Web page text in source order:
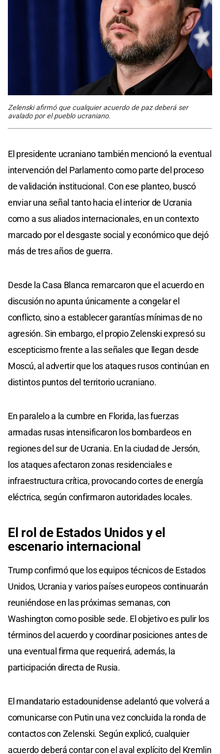
Zelenski afirmó que cualquier acuerdo de paz deberá ser
avalado por el pueblo ucraniano.
El presidente ucraniano también mencionó la eventual
intervención del Parlamento como parte del proceso
de validación institucional. Con ese planteo, buscó
enviar una señal tanto hacia el interior de Ucrania
como a sus aliados internacionales, en un contexto
marcado por el desgaste social y económico que dejó
más de tres años de guerra.
Desde la Casa Blanca remarcaron que el acuerdo en
discusión no apunta únicamente a congelar el
conflicto, sino a establecer garantías mínimas de no
agresión. Sin embargo, el propio Zelenski expresó su
escepticismo frente a las señales que llegan desde
Moscú, al advertir que los ataques rusos continúan en
distintos puntos del territorio ucraniano.
En paralelo a la cumbre en Florida, las fuerzas
armadas rusas intensificaron los bombardeos en
regiones del sur de Ucrania. En la ciudad de Jersón,
los ataques afectaron zonas residenciales e
infraestructura crítica, provocando cortes de energía
eléctrica, según confirmaron autoridades locales.
El rol de Estados Unidos y el
escenario internacional
Trump confirmó que los equipos técnicos de Estados
Unidos, Ucrania y varios países europeos continuarán
reuniéndose en las próximas semanas, con
Washington como posible sede. El objetivo es pulir los
términos del acuerdo y coordinar posiciones antes de
una eventual firma que requerirá, además, la
participación directa de Rusia.
El mandatario estadounidense adelantó que volverá a
comunicarse con Putin una vez concluida la ronda de
contactos con Zelenski. Según explicó, cualquier
acuerdo deberá contar con el aval explícito del Kremlin